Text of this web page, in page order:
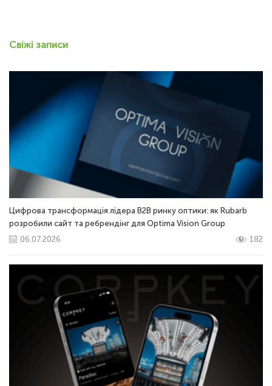
Свіжі записи
Цифрова трансформація лідера B2B ринку оптики: як Rubarb
розробили сайт та ребрендінг для Optima Vision Group
06.07.2026
182